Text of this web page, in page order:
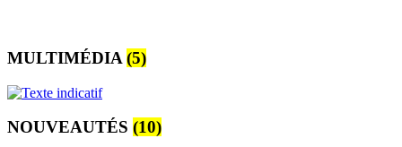
MULTIMÉDIA (5)
NOUVEAUTÉS (10)